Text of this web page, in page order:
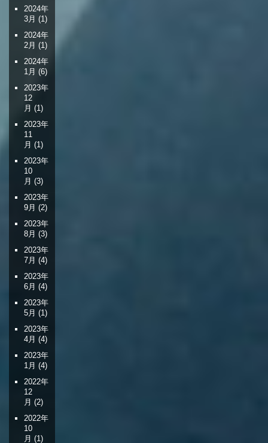
2024年
3月 (1)
2024年
2月 (1)
2024年
1月 (6)
2023年
12
月 (1)
2023年
11
月 (1)
2023年
10
月 (3)
2023年
9月 (2)
2023年
8月 (3)
2023年
7月 (4)
2023年
6月 (4)
2023年
5月 (1)
2023年
4月 (4)
2023年
1月 (4)
2022年
12
月 (2)
2022年
10
月 (1)